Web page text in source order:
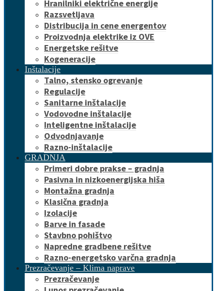
Hranilniki električne energije
Razsvetljava
Distribucija in cene energentov
Proizvodnja elektrike iz OVE
Energetske rešitve
Kogeneracije
Inštalacije
Talno, stensko ogrevanje
Regulacije
Sanitarne inštalacije
Vodovodne inštalacije
Inteligentne inštalacije
Odvodnjavanje
Razno-inštalacije
GRADNJA
Primeri dobre prakse – gradnja
Pasivna in nizkoenergijska hiša
Montažna gradnja
Klasična gradnja
Izolacije
Barve in fasade
Stavbno pohištvo
Napredne gradbene rešitve
Razno-energetsko varčna gradnja
Prezračevanje – Klima naprave
Prezračevanje